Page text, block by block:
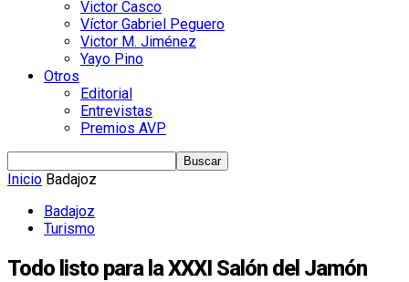
Victor Casco
Víctor Gabriel Peguero
Victor M. Jiménez
Yayo Pino
Otros
Editorial
Entrevistas
Premios AVP
Inicio Badajoz
Badajoz
Turismo
Todo listo para la XXXI Salón del Jamón